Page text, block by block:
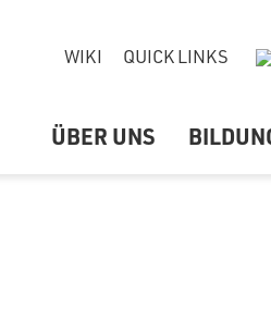
WIKI QUICK LINKS
ÜBER UNS